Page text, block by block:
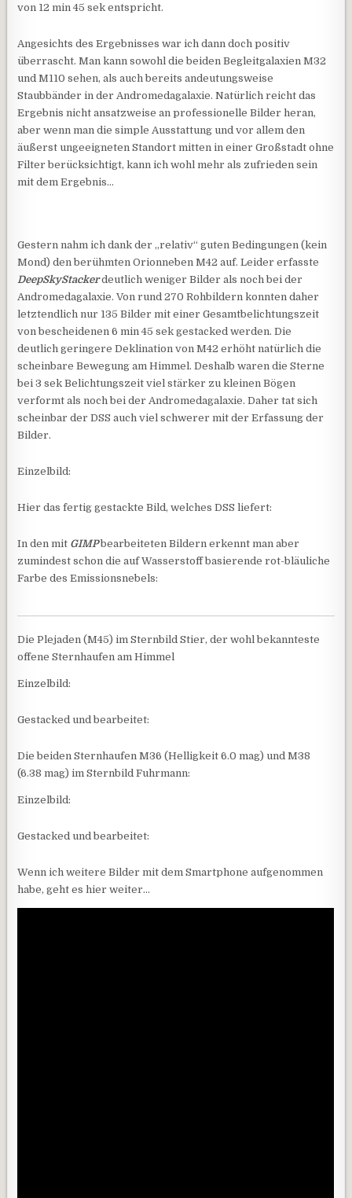
von 12 min 45 sek entspricht.
Angesichts des Ergebnisses war ich dann doch positiv
überrascht. Man kann sowohl die beiden Begleitgalaxien M32
und M110 sehen, als auch bereits andeutungsweise
Staubbänder in der Andromedagalaxie. Natürlich reicht das
Ergebnis nicht ansatzweise an professionelle Bilder heran,
aber wenn man die simple Ausstattung und vor allem den
äußerst ungeeigneten Standort mitten in einer Großstadt ohne
Filter berücksichtigt, kann ich wohl mehr als zufrieden sein
mit dem Ergebnis…
Gestern nahm ich dank der „relativ“ guten Bedingungen (kein
Mond) den berühmten Orionneben M42 auf. Leider erfasste
DeepSkyStackerdeutlich weniger Bilder als noch bei der
Andromedagalaxie. Von rund 270 Rohbildern konnten daher
letztendlich nur 135 Bilder mit einer Gesamtbelichtungszeit
von bescheidenen 6 min 45 sek gestacked werden. Die
deutlich geringere Deklination von M42 erhöht natürlich die
scheinbare Bewegung am Himmel. Deshalb waren die Sterne
bei 3 sek Belichtungszeit viel stärker zu kleinen Bögen
verformt als noch bei der Andromedagalaxie. Daher tat sich
scheinbar der DSS auch viel schwerer mit der Erfassung der
Bilder.
Einzelbild:
Hier das fertig gestackte Bild, welches DSS liefert:
In den mit GIMPbearbeiteten Bildern erkennt man aber
zumindest schon die auf Wasserstoff basierende rot-bläuliche
Farbe des Emissionsnebels:
Die Plejaden (M45) im Sternbild Stier, der wohl bekannteste
offene Sternhaufen am Himmel
Einzelbild:
Gestacked und bearbeitet:
Die beiden Sternhaufen M36 (Helligkeit 6.0 mag) und M38
(6.38 mag) im Sternbild Fuhrmann:
Einzelbild:
Gestacked und bearbeitet:
Wenn ich weitere Bilder mit dem Smartphone aufgenommen
habe, geht es hier weiter…